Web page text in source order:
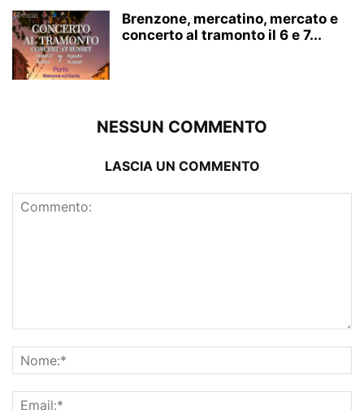
Brenzone, mercatino, mercato e
concerto al tramonto il 6 e 7...
NESSUN COMMENTO
LASCIA UN COMMENTO